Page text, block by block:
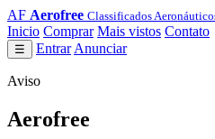
AF Aerofree Classificados
Inicio Comprar Mais vistos Contato
☰ Entrar Anunciar
Aviso
Aerofree